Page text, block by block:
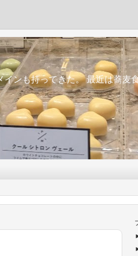
ンも持ってきた。 最近は蕎麦